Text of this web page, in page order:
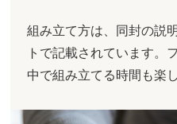
組み立て方は、同封の説
トで記載されています。
中で組み立てる時間も楽